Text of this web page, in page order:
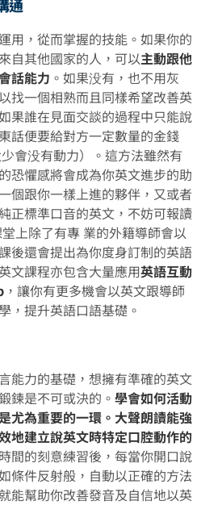
通
用，從而掌握的技能。如果你的
自其他國家的人，可以主動跟他
話能力 。如果没有，也不用灰
找一個相熟而且同樣希望改善英
果誰在見面交談的過程中只能說
話便要給對方一定數量的金錢
少會没有動力）。這方法雖然有
恐懼感將會成為你英文進步的助
個跟你一樣上進的夥伴，又或者
正標準口音的英文，不妨可報讀
上除了有專 業的外籍導師會以
後還會提出為你度身訂制的英語
文課程亦包含大量應用英語互動
，讓你有更多機會以英文跟導師
，提升英語口語基礎。
能力的基礎，想擁有準確的英文
鍊是不可或決的。 學會如何活動
尤為重要的一環。大聲朗讀能強
地建立說英文時特定口腔動作的
間的刻意練習後，每當你開口說
條件反射般，自動以正確的方法
能幫助你改善發音及自信地以英